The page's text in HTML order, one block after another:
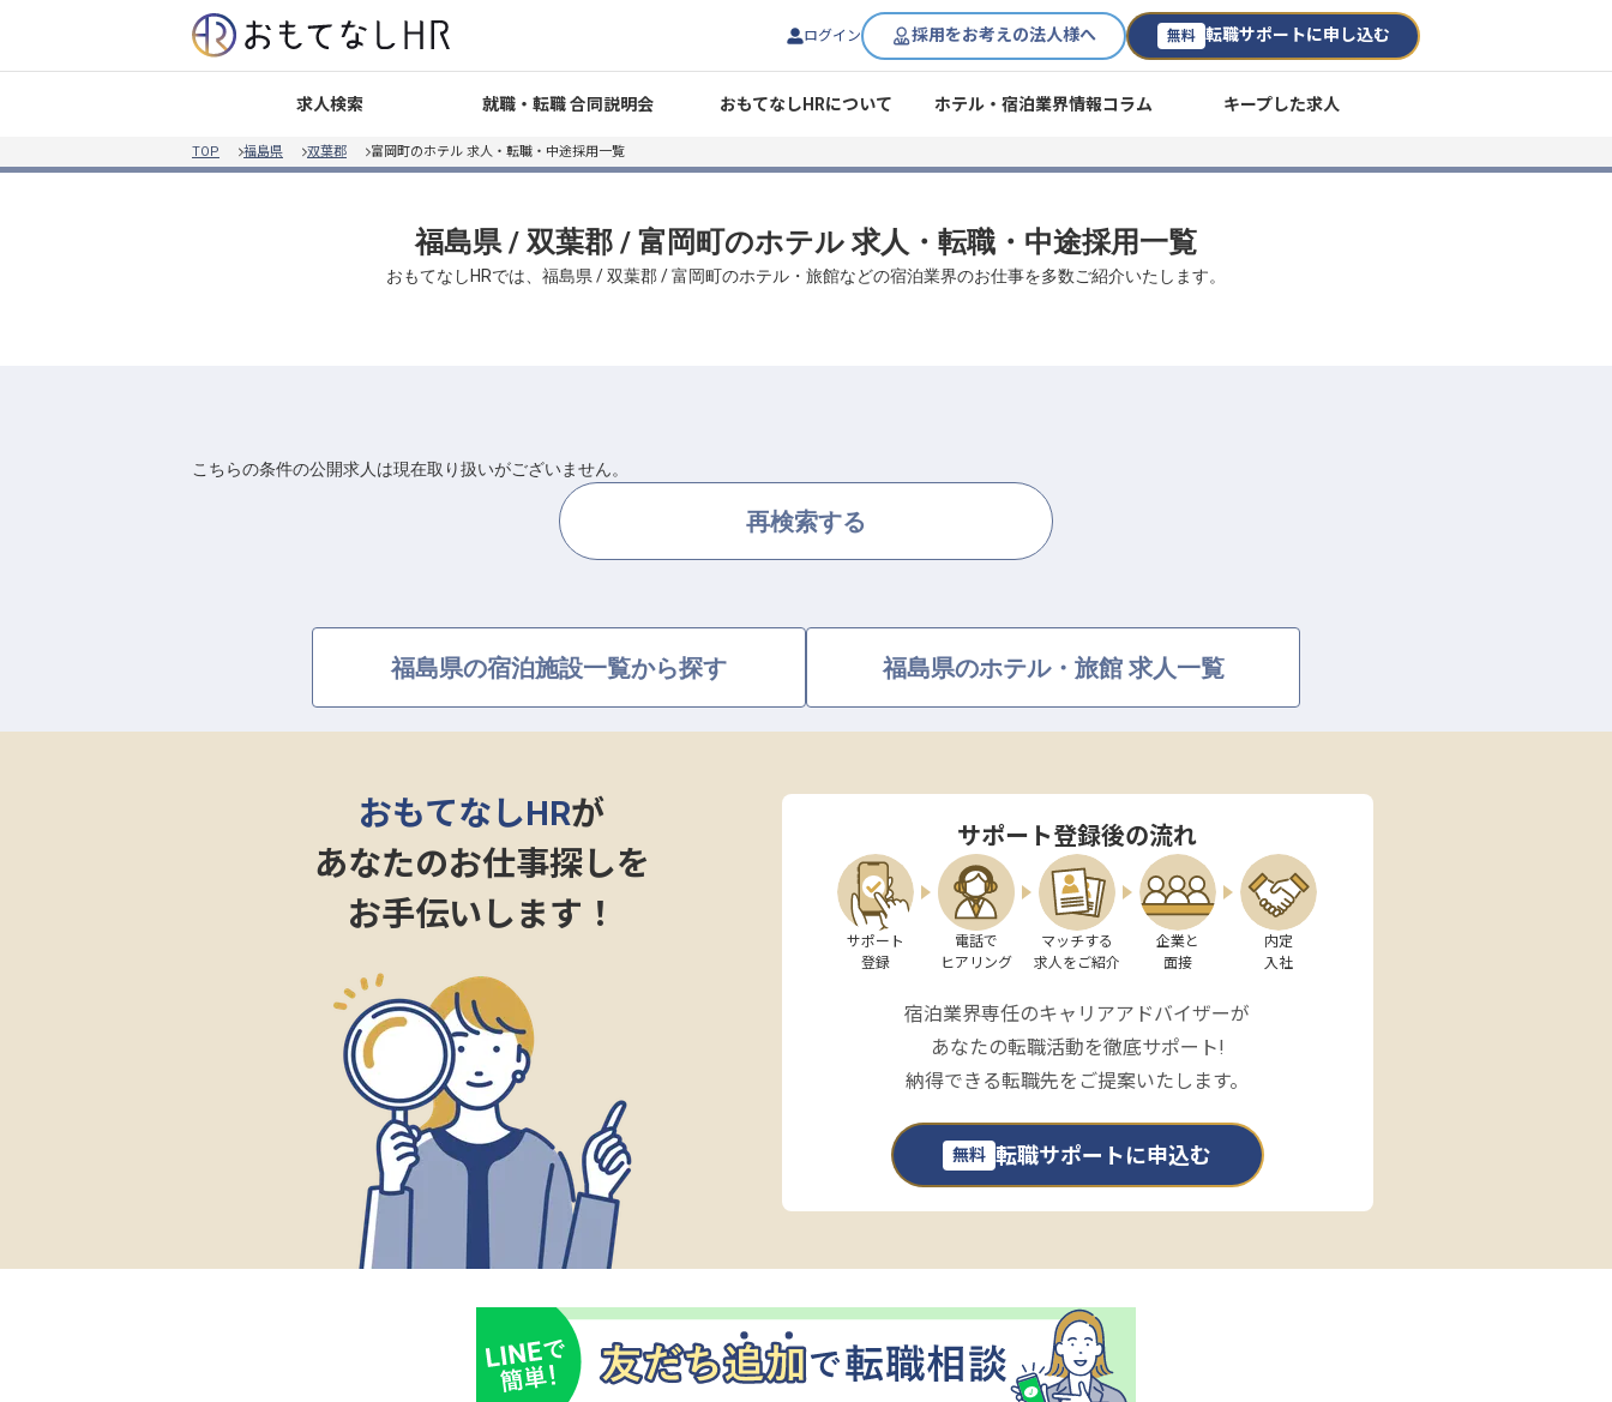
ログイン 採用をお考えの法人様へ 無料 転職サポートに申し込む
求人検索 就職・転職 合同説明会 おもてなしHRについて ホテル・宿泊業界情報コラム キープした求人
TOP 福島県 双葉郡 富岡町のホテル 求人・転職・中途採用一覧
福島県 / 双葉郡 / 富岡町のホテル 求人・転職・中途採用一覧
おもてなしHRでは、福島県 / 双葉郡 / 富岡町のホテル・旅館などの宿泊業界のお仕事を多数ご紹介いたします。
こちらの条件の公開求人は現在取り扱いがございません。
再検索する
福島県の宿泊施設一覧から探す 福島県のホテル・旅館 求人一覧
おもてなしHRが
あなたのお仕事探しを
お手伝いします！
サポート登録後の流れ
サポート
登録
電話で
ヒアリング
マッチする
求人をご紹介
企業と
面接
内定
入社
宿泊業界専任のキャリアアドバイザーが
あなたの転職活動を徹底サポート!
納得できる転職先をご提案いたします。
無料 転職サポートに申込む